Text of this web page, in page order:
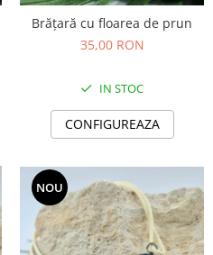
Brățară cu floarea de prun
35,00 RON
IN STOC
CONFIGUREAZA
NOU